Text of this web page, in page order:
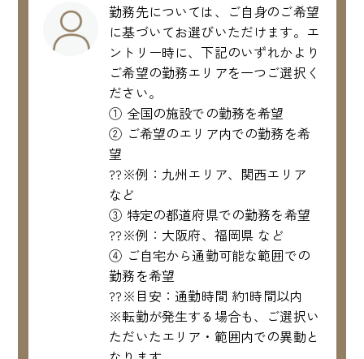
勤務先については、ご自身のご希望
に基づいてお選びいただけます。エ
ントリー時に、下記のいずれかより
ご希望の勤務エリアを一つご選択く
ださい。
① 全国の施設での勤務を希望
② ご希望のエリア内での勤務を希
望
??※例：九州エリア、関西エリア
など
③ 特定の都道府県での勤務を希望
??※例：大阪府、福岡県 など
④ ご自宅から通勤可能な範囲での
勤務を希望
??※目安：通勤時間 約1時間以内
※転勤が発生する場合も、ご選択い
ただいたエリア・範囲内での異動と